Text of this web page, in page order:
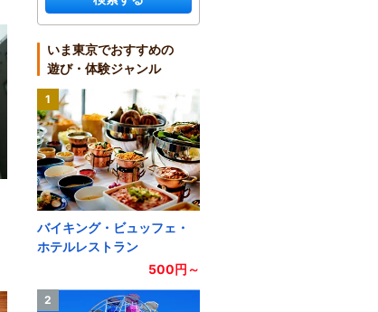
いま東京でおすすめの
遊び・体験ジャンル
1
バイキング・ビュッフェ・
ホテルレストラン
500円～
2